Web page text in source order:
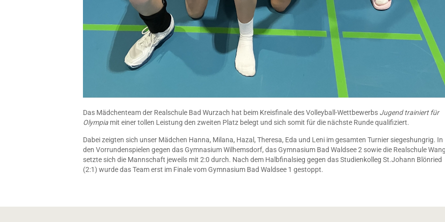
Das Mädchenteam der Realschule Bad Wurzach hat beim Kreisfinale des Volleyball-Wettbewerbs Jugend trainiert für
Olympia mit einer tollen Leistung den zweiten Platz belegt und sich somit für die nächste Runde qualifiziert.
Dabei zeigten sich unser Mädchen Hanna, Milana, Hazal, Theresa, Eda und Leni im gesamten Turnier siegeshungrig. In
den Vorrundenspielen gegen das Gymnasium Wilhemsdorf, das Gymnasium Bad Waldsee 2 sowie die Realschule
setzte sich die Mannschaft jeweils mit 2:0 durch. Nach dem Halbfinalsieg gegen das Studienkolleg St.Johann Blönried
(2:1) wurde das Team erst im Finale vom Gymnasium Bad Waldsee 1 gestoppt.